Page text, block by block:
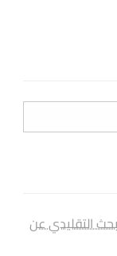
التقليدي عن